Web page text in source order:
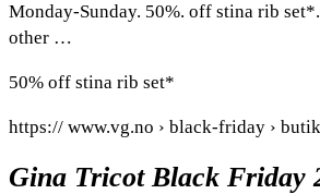
Monday-Sunday. 50%. off stina rib
other …
50% off stina rib set*
https:// www.vg.no › black-friday ›
Gina Tricot Black Friday